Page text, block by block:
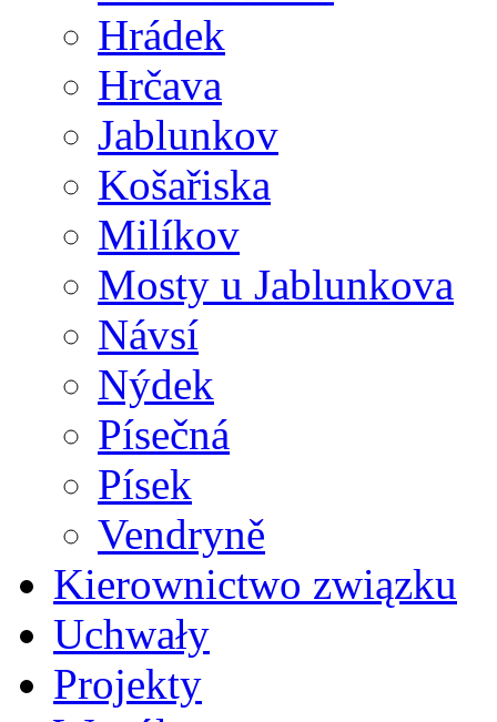
Hrádek
Hrčava
Jablunkov
Košařiska
Milíkov
Mosty u Jablunkova
Návsí
Nýdek
Písečná
Písek
Vendryně
Kierownictwo związku
Uchwały
Projekty